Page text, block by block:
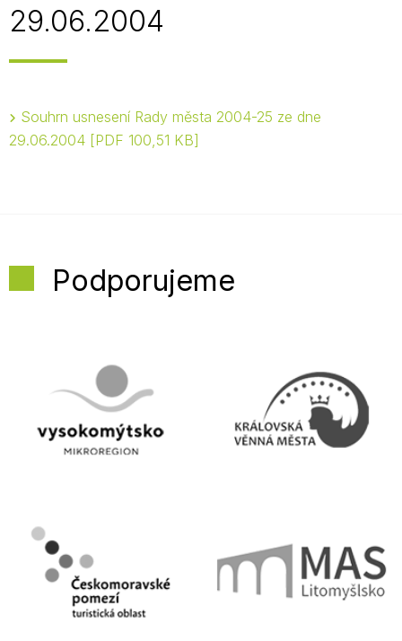
29.06.2004
Souhrn usnesení Rady města 2004-25 ze dne
29.06.2004 PDF 100,51 KB
Podporujeme